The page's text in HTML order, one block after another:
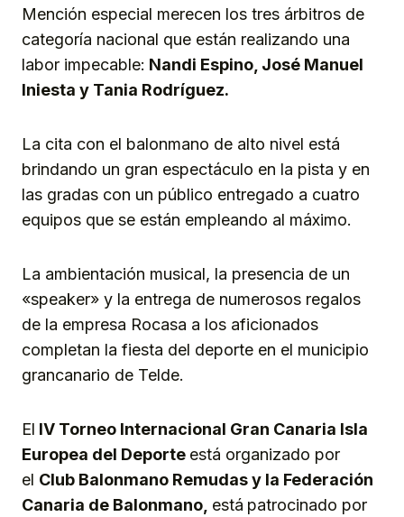
Mención especial merecen los tres árbitros de
categoría nacional que están realizando una
labor impecable: Nandi Espino, José Manuel
Iniesta y Tania Rodríguez.
La cita con el balonmano de alto nivel está
brindando un gran espectáculo en la pista y en
las gradas con un público entregado a cuatro
equipos que se están empleando al máximo.
La ambientación musical, la presencia de un
«speaker» y la entrega de numerosos regalos
de la empresa Rocasa a los aficionados
completan la fiesta del deporte en el municipio
grancanario de Telde.
El IV Torneo Internacional Gran Canaria Isla
Europea del Deporte está organizado por
el Club Balonmano Remudasy la Federación
Canaria de Balonmano, está patrocinado por